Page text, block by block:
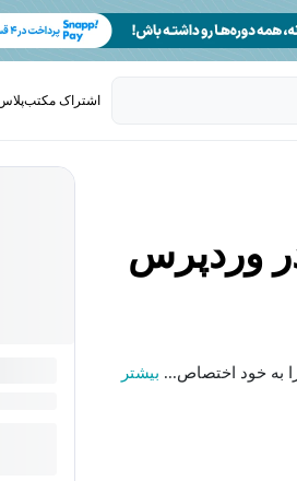
اشتراک
وردپرس
بیشتر